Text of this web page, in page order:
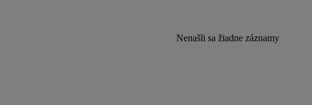
Nenašli sa žiadne záznamy